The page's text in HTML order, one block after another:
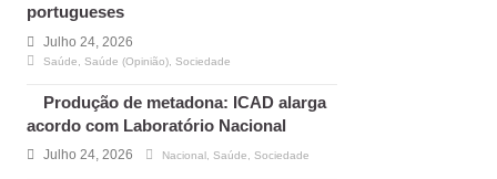
portugueses
Julho 24, 2026
Saúde Saúde (Opinião) Sociedade
Produção de metadona: ICAD alarga
acordo com Laboratório Nacional
Julho 24, 2026 Nacional Saúde Sociedade